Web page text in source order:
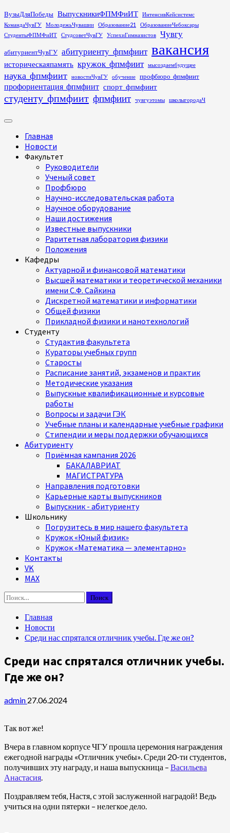
Перейти
к
содержимому
ВузыДляПобеды ВыпускникиФПМФиИТ
ИнтенсивКейсистемс
КомандаЧувГУ
МолодежьЧувашии Образование21
ОбразованиеЧебоксары
СтудентыФПМФиИТ
СтудсоветЧувГУ УспехиГимназистов Чувгу
абитуриентЧувГУ абитуриенту_фпмфиит вакансия
историческаяпамять кружок_фпмфиит мысоздаембудущее
наука_фпмфиит новостиЧувГУ обучение профбюро_фпмфиит
профориентация_фпмфиит спорт_фпмфиит
студенту_фпмфиит фпмфиит чувгуэтомы школыгородаЧ
Основное
Главная
Новости
Факультет
Руководители
Ученый совет
Профбюро
Научно-исследовательская работа
Научное оборудование
Наши достижения
Известные выпускники
Раритетная лаборатория физики
Положения
Кафедры
Актуарной и финансовой математики
Высшей математики и теоретической механики
имени С.Ф. Сайкина
Дискретной математики и информатики
Общей физики
Прикладной физики и нанотехнологий
Студенту
Студактив факультета
Кураторы учебных групп
Старосты
Расписание занятий, экзаменов и практик
Методические указания
Выпускные квалификационные и курсовые
работы
Вопросы и задачи ГЭК
Учебные планы и календарные учебные графики
Стипендии и меры поддержки обучающихся
Абитуриенту
Приёмная кампания 2026
БАКАЛАВРИАТ
МАГИСТРАТУРА
Направления подготовки
Карьерные карты выпускников
Выпускник - абитуриенту
Школьнику
Погрузитесь в мир нашего факультета
Кружок «Юный физик»
Кружок «Математика — элементарно»
Контакты
VK
MAX
Найти:
Главная
Новости
Среди нас спрятался отличник учебы. Где же он?
Среди нас спрятался отличник учебы.
Где же он?
admin 27.06.2024
Так вот же!
Вчера в главном корпусе ЧГУ прошла церемония награждения
ежегодной награды «Отличник учебы». Среди 20-ти студентов,
получивших эту награду, и наша выпускница – Васильева
Анастасия.
Поздравляем тебя, Настя, с этой заслуженной наградой! Ведь
учиться на одни пятерки – нелегкое дело.